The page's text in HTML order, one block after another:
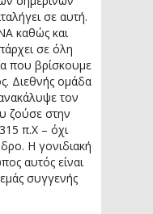
σε αυτή.
καθώς και
σε όλη
που βρίσκουμε
Διεθνής ομάδα
τον
ζούσε στην
π.Χ – όχι
Η γονιδιακή
αυτός είναι
συγγενής